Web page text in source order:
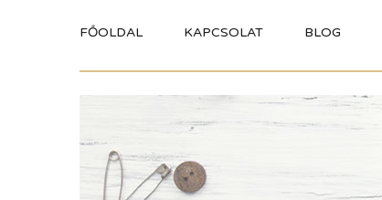
FŐOLDAL KAPCSOLAT BLOG
Itt megtalálhatod a fonaloázis által
forgalmazott összes terméket